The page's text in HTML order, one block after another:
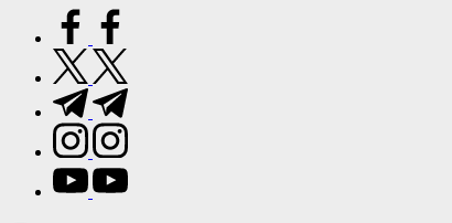
facebook.com
twitter.com
t.me
instagram.com
youtube.com